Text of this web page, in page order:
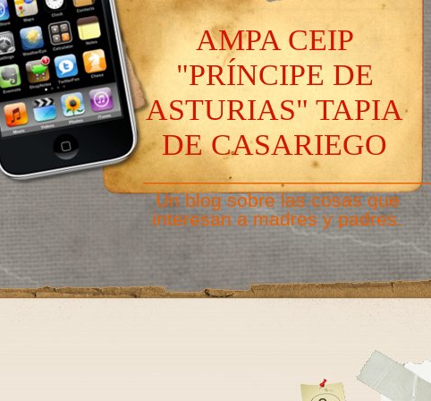
AMPA CEIP
"PRÍNCIPE DE
ASTURIAS" TAPIA
DE CASARIEGO
Un blog sobre las cosas que
interesan a madres y padres.